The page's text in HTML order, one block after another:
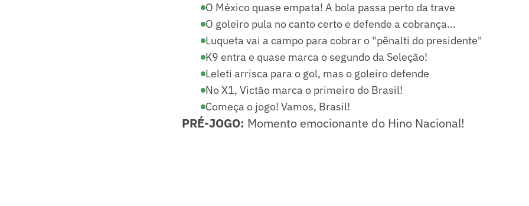
O México quase empata! A bola passa perto da trave
O goleiro pula no canto certo e defende a cobrança...
Luqueta vai a campo para cobrar o "pênalti do presidente"
K9 entra e quase marca o segundo da Seleção!
Leleti arrisca para o gol, mas o goleiro defende
No X1, Victão marca o primeiro do Brasil!
Começa o jogo! Vamos, Brasil!
PRÉ-JOGO: Momento emocionante do Hino Nacional!